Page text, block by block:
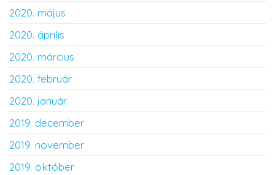
2020. május
2020. április
2020. március
2020. február
2020. január
2019. december
2019. november
2019. október